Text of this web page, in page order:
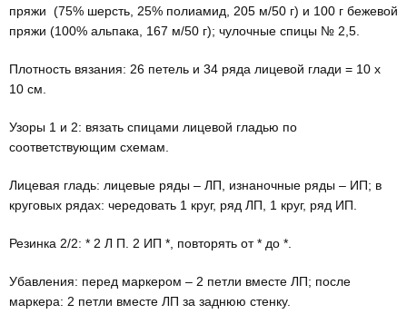
пряжи (75% шерсть, 25% полиамид, 205 м/50 г) и 100 г бежевой
пряжи (100% альпака, 167 м/50 г); чулочные спицы № 2,5.
Плотность вязания: 26 петель и 34 ряда лицевой глади = 10 х
10 см.
Узоры 1 и 2: вязать спицами лицевой гладью по
соответствующим схемам.
Лицевая гладь: лицевые ряды – ЛП, изнаночные ряды – ИП; в
круговых рядах: чередовать 1 круг, ряд ЛП, 1 круг, ряд ИП.
Резинка 2/2: * 2 Л П. 2 ИП *, повторять от * до *.
Убавления: перед маркером – 2 петли вместе ЛП; после
маркера: 2 петли вместе ЛП за заднюю стенку.